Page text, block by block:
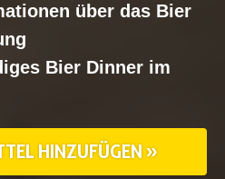
über das Bier
Bier Dinner im
HINZUFÜGEN »